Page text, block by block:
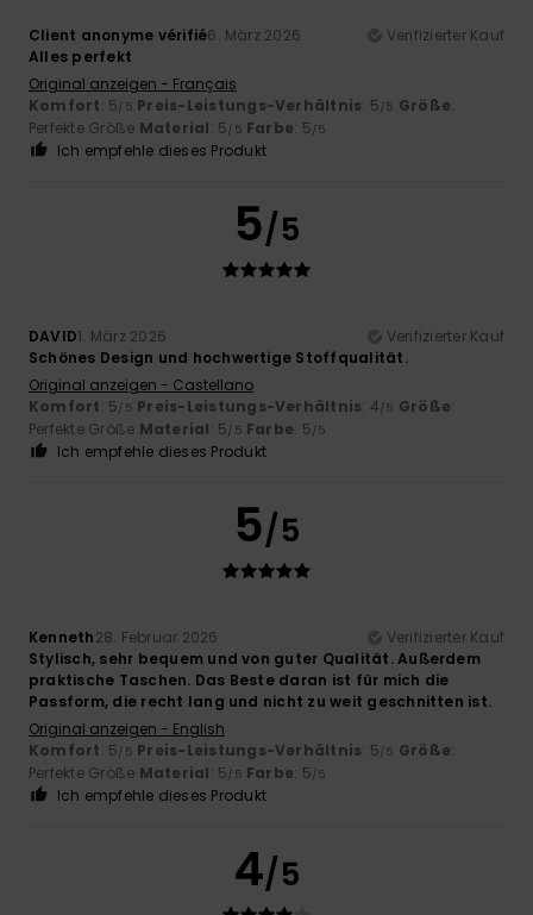
Client anonyme vérifié6. März 2026
Verifizierter Kauf
Alles perfekt
Original anzeigen - Français
Komfort: 5/5 Preis-Leistungs-Verhältnis: 5/5 Größe:
Perfekte Größe Material: 5/5 Farbe: 5/5
Ich empfehle dieses Produkt
5/5
DAVID1. März 2026
Verifizierter Kauf
Schönes Design und hochwertige Stoffqualität.
Original anzeigen - Castellano
Komfort: 5/5 Preis-Leistungs-Verhältnis: 4/5 Größe:
Perfekte Größe Material: 5/5 Farbe: 5/5
Ich empfehle dieses Produkt
5/5
Kenneth28. Februar 2026
Verifizierter Kauf
Stylisch, sehr bequem und von guter Qualität. Außerdem
praktische Taschen. Das Beste daran ist für mich die
Passform, die recht lang und nicht zu weit geschnitten ist.
Original anzeigen - English
Komfort: 5/5 Preis-Leistungs-Verhältnis: 5/5 Größe:
Perfekte Größe Material: 5/5 Farbe: 5/5
Ich empfehle dieses Produkt
4/5